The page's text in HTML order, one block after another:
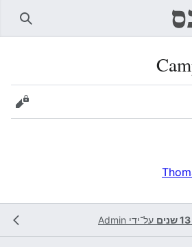
על־ידי Admin